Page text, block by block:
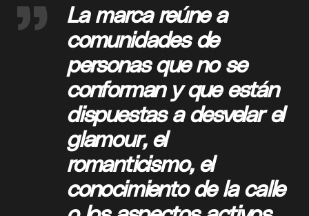
La marca reúne a
comunidades de
personas que no se
conforman y que están
dispuestas a desvelar el
glamour, el
romanticismo, el
conocimiento de la calle